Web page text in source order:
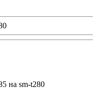
на sm-t280